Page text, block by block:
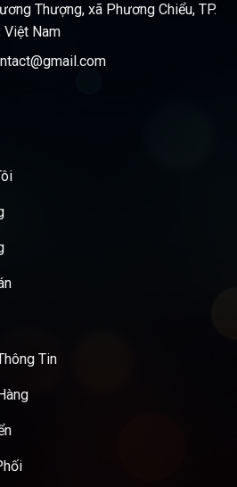
Thượng, xã Phương Chiểu, TP.
Việt Nam
Tin